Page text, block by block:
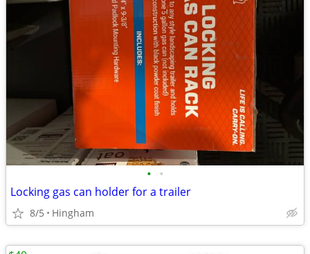
• •
Locking gas can holder for a trailer
8/5 Hingham